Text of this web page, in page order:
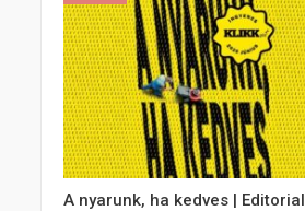
A nyarunk, ha kedves | Editorial